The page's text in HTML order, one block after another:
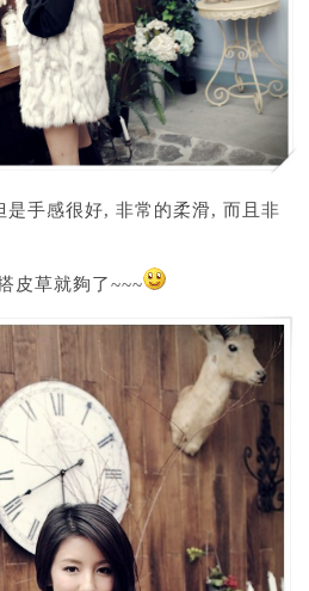
是手感很好, 非常的柔滑, 而且非
皮草就夠了~~~